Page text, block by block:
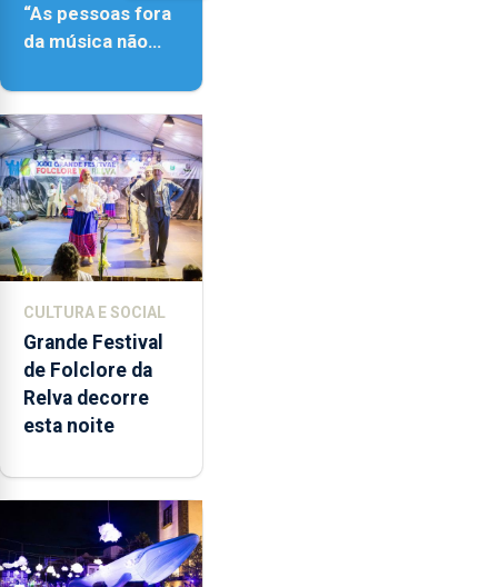
“As pessoas fora
da música não
quão difícil é
produzir uma
música”
CULTURA E SOCIAL
Grande Festival
de Folclore da
Relva decorre
esta noite